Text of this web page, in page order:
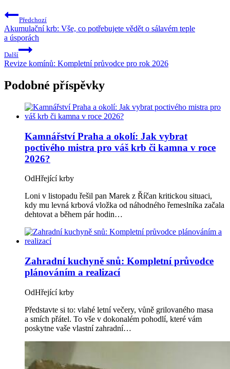
Navigace
pro
příspěvek
Předchozí
Akumulační krb: Vše, co potřebujete vědět o sálavém teple
a úsporách
Další
Revize komínů: Kompletní průvodce pro rok 2026
Podobné příspěvky
Kamnářství Praha a okolí: Jak vybrat
poctivého mistra pro váš krb či kamna v roce
2026?
OdHřející krby
Loni v listopadu řešil pan Marek z Říčan kritickou situaci,
kdy mu levná krbová vložka od náhodného řemeslníka začala
dehtovat a během pár hodin…
Zahradní kuchyně snů: Kompletní průvodce
plánováním a realizací
OdHřející krby
Představte si to: vlahé letní večery, vůně grilovaného masa
a smích přátel. To vše v dokonalém pohodlí, které vám
poskytne vaše vlastní zahradní…